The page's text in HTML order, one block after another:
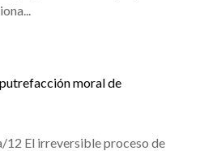
moral de
12 El irreversible proceso de